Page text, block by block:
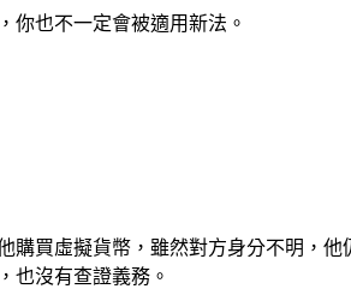
你也不一定會被適用新法。
購買虛擬貨幣，雖然對方身分不明，
也沒有查證義務。